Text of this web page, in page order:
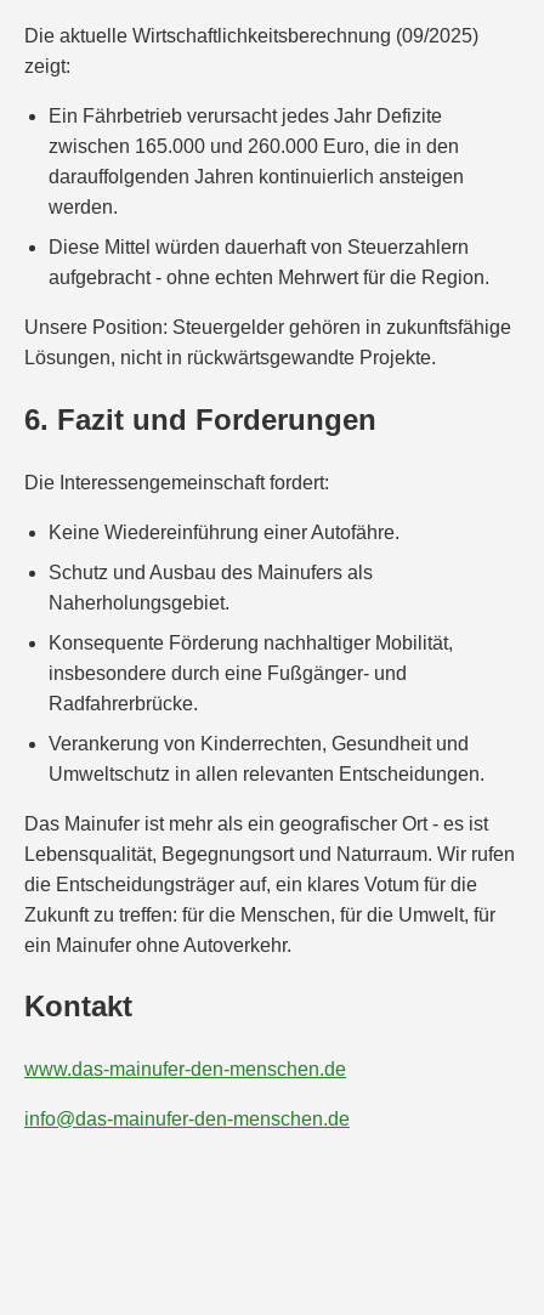
Die aktuelle Wirtschaftlichkeitsberechnung (09/2025)
zeigt:
Ein Fährbetrieb verursacht jedes Jahr Defizite
zwischen 165.000 und 260.000 Euro, die in den
darauffolgenden Jahren kontinuierlich ansteigen
werden.
Diese Mittel würden dauerhaft von Steuerzahlern
aufgebracht - ohne echten Mehrwert für die Region.
Unsere Position: Steuergelder gehören in zukunftsfähige
Lösungen, nicht in rückwärtsgewandte Projekte.
6. Fazit und Forderungen
Die Interessengemeinschaft fordert:
Keine Wiedereinführung einer Autofähre.
Schutz und Ausbau des Mainufers als
Naherholungsgebiet.
Konsequente Förderung nachhaltiger Mobilität,
insbesondere durch eine Fußgänger- und
Radfahrerbrücke.
Verankerung von Kinderrechten, Gesundheit und
Umweltschutz in allen relevanten Entscheidungen.
Das Mainufer ist mehr als ein geografischer Ort - es ist
Lebensqualität, Begegnungsort und Naturraum. Wir rufen
die Entscheidungsträger auf, ein klares Votum für die
Zukunft zu treffen: für die Menschen, für die Umwelt, für
ein Mainufer ohne Autoverkehr.
Kontakt
www.das-mainufer-den-menschen.de
info@das-mainufer-den-menschen.de